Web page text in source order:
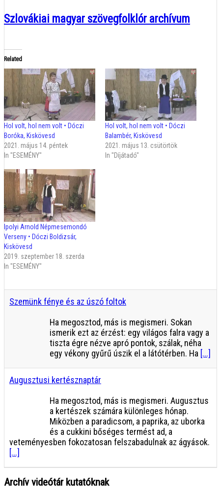
Szlovákiai magyar szövegfolklór archívum
Related
Hol volt, hol nem volt • Dóczi
Boróka, Kiskövesd
2021. május 14. péntek
In "ESEMÉNY"
Hol volt, hol nem volt • Dóczi
Balambér, Kiskövesd
2021. május 13. csütörtök
In "Díjátadó"
Ipolyi Arnold Népmesemondó
Verseny • Dóczi Boldizsár,
Kiskövesd
2019. szeptember 18. szerda
In "ESEMÉNY"
Szemünk fénye és az úszó foltok
Ha megosztod, más is megismeri. Sokan
ismerik ezt az érzést: egy világos falra vagy a
tiszta égre nézve apró pontok, szálak, néha
egy vékony gyűrű úszik el a látótérben. Ha [...]
Augusztusi kertésznaptár
Ha megosztod, más is megismeri. Augusztus
a kertészek számára különleges hónap.
Miközben a paradicsom, a paprika, az uborka
és a cukkini bőséges termést ad, a
veteményesben fokozatosan felszabadulnak az ágyások.
[...]
Archív videótár kutatóknak